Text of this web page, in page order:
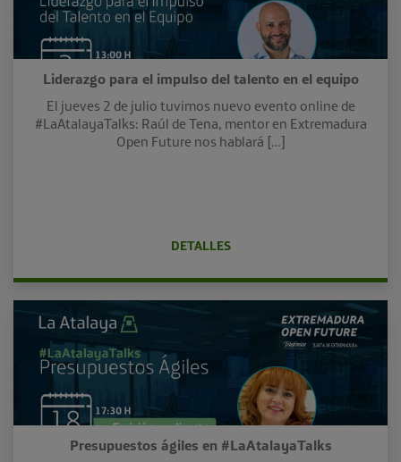
Liderazgo para el impulso del talento en el equipo
El jueves 2 de julio tuvimos nuevo evento online de
#LaAtalayaTalks: Raúl de Tena, mentor en Extremadura
Open Future nos hablará […]
DETALLES
Presupuestos ágiles en #LaAtalayaTalks